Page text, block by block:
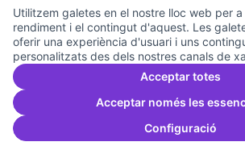
Utilitzem galetes en el nostre lloc web per a
rendiment i el contingut d'aquest. Les
oferir una experiència d'usuari i uns
personalitzats des dels nostres canals de
Acceptar totes
Acceptar només les
Configuració
Termes i condicions d'ús
Configuració de les galetes
Comunitat Canòdrom a Facebook
(Link externo)
Comunitat Canòdrom a Instagram
(Link externo)
Comunitat Canòdrom a YouTube
(Link externo)
Català
Triar la llengua Elegir el idiomaChoose language
(Link externo)
Web creada amb